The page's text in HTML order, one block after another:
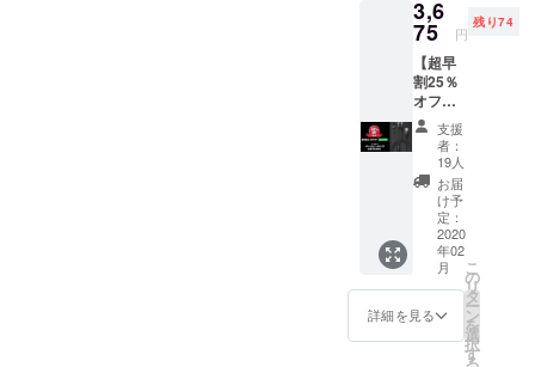
合等に
より出
荷時期
が遅れ
る場合
があり
ます。
※使用感
等に関
する返
品・返
金はお
受けい
たしか
ねま
す。
→4,335
円 ・送
料無料
・カ
ラー：
レッド
※ご注文
状況、
使用部
材の供
給状
況、製
造工程
上の都
合等に
より出
荷時期
3,6
75 円
残り74
【超早
割25％
オフ】
＜3-in-1
charger
cable
黒＞ 先
着93名
限定 ■3-
in-1
charger
cable
1個 ・
通常販
売価
格：
支援
者：
19人
お届
け予
定：
2020
年02
月
詳細を見る
こ
の
リ
タ
ー
ン
を
選
択
す
る